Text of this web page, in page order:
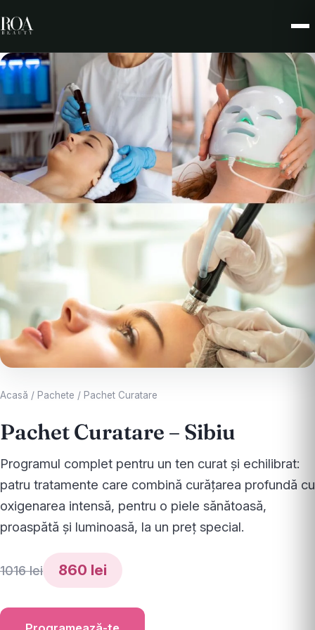
Acasă / Pachete / Pachet Curatare
Pachet Curatare – Sibiu
Programul complet pentru un ten curat și echilibrat:
patru tratamente care combină curățarea profundă cu
oxigenarea intensă, pentru o piele sănătoasă,
proaspătă și luminoasă, la un preț special.
1016 lei 860 lei